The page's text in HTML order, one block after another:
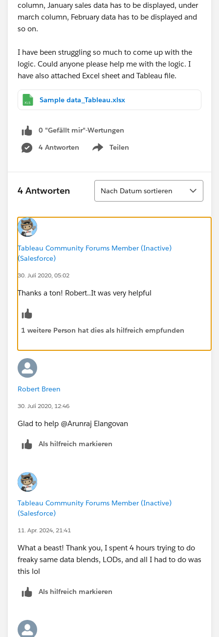
column, January sales data has to be displayed, under
march column, February data has to be displayed and
so on.
I have been struggling so much to come up with the
logic. Could anyone please help me with the logic. I
have also attached Excel sheet and Tableau file.
Sample data_Tableau.xlsx
0 "Gefällt mir"-Wertungen
4 Antworten
Teilen
Show menu
4 Antworten
Sortieren
Nach Datum sortieren
Tableau Community Forums Member (Inactive)
(Salesforce)
30. Juli 2020, 05:02
Thanks a ton! Robert..It was very helpful
1 weitere Person hat dies als hilfreich empfunden
Robert Breen
30. Juli 2020, 12:46
Glad to help @Arunraj Elangovan​
Als hilfreich markieren
Tableau Community Forums Member (Inactive)
(Salesforce)
11. Apr. 2024, 21:41
What a beast! Thank you, I spent 4 hours trying to do
freaky same data blends, LODs, and all I had to do was
this lol
Als hilfreich markieren